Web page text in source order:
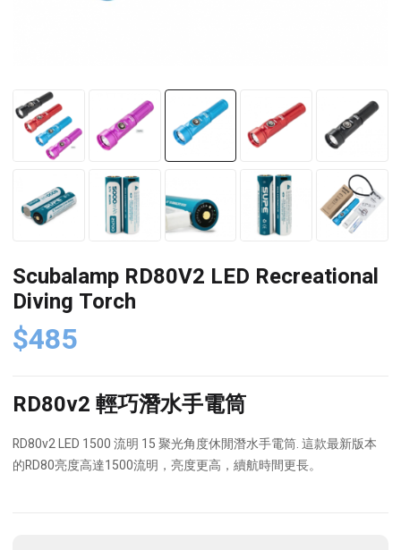
Scubalamp RD80V2 LED Recreational
Diving Torch
$485
RD80v2 輕巧潛水手電筒
RD80v2 LED 1500 流明 15 聚光角度休閒潛水手電筒.這款最新版本
的RD80亮度高達1500流明，亮度更高，續航時間更長。